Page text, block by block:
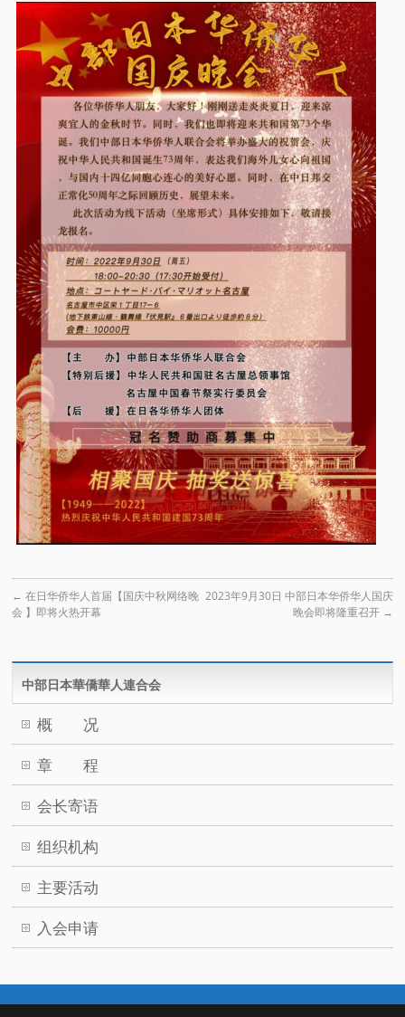
← 在日华侨华人首届【国庆中秋网络晚
会 】即将火热开幕
2023年9月30日 中部日本华侨华人国庆
晚会即将隆重召开 →
中部日本華僑華人連合会
概 况
章 程
会长寄语
组织机构
主要活动
入会申请